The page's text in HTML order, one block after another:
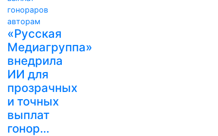
«Русская
Медиагруппа»
внедрила
ИИ для
прозрачных
и точных
выплат
гонор…